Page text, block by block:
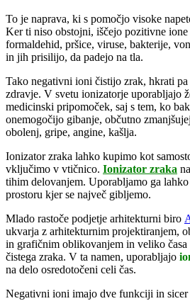
To je naprava, ki s pomočjo visoke
Ker ti niso obstojni, iščejo pozitivne
formaldehid, pršice, viruse, bakterije,
in jih prisilijo, da padejo na tla.
Tako negativni ioni čistijo zrak, hkrati
zdravje. V svetu ionizatorje uporabljajo
medicinski pripomoček, saj s tem, ko
onemogočijo gibanje, občutno
obolenj, gripe, angine, kašlja.
Ionizator zraka lahko kupimo kot
vključimo v vtičnico. Ionizator zraka
tihim delovanjem. Uporabljamo ga
prostoru kjer se največ gibljemo.
Mlado rastoče podjetje arhitekturni biro
ukvarja z arhitekturnim projektiranjem,
in grafičnim oblikovanjem in veliko
čistega zraka. V ta namen, uporabljajo
na delo osredotočeni celi čas.
Negativni ioni imajo dve funkciji in sicer